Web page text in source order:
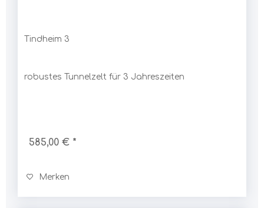
Tindheim 3
robustes Tunnelzelt für 3 Jahreszeiten
585,00 € *
Merken